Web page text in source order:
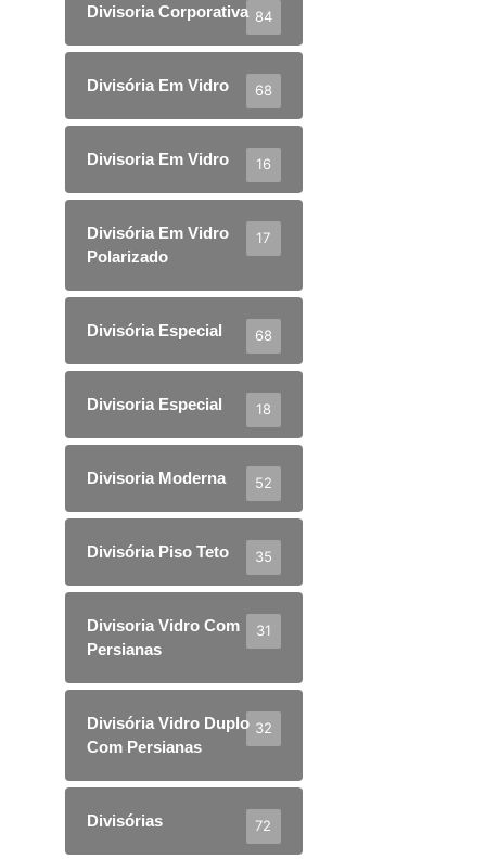
Divisoria Corporativa 84
Divisória Em Vidro 68
Divisoria Em Vidro 16
Divisória Em Vidro
Polarizado
17
Divisória Especial 68
Divisoria Especial 18
Divisoria Moderna 52
Divisória Piso Teto 35
Divisoria Vidro Com
Persianas
31
Divisória Vidro Duplo
Com Persianas
32
Divisórias 72